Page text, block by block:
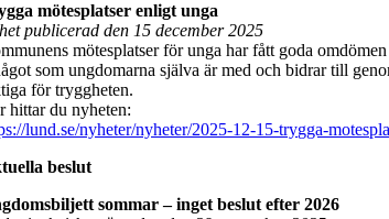
mötesplatser enligt unga
publicerad den 15 december 2025
mötesplatser för unga har fått goda
som ungdomarna själva är med och bidrar till
för tryggheten.
hittar du nyheten:
lund.se/nyheter/nyheter/2025-12-15-trygga-
beslut
sommar – inget beslut efter 2026